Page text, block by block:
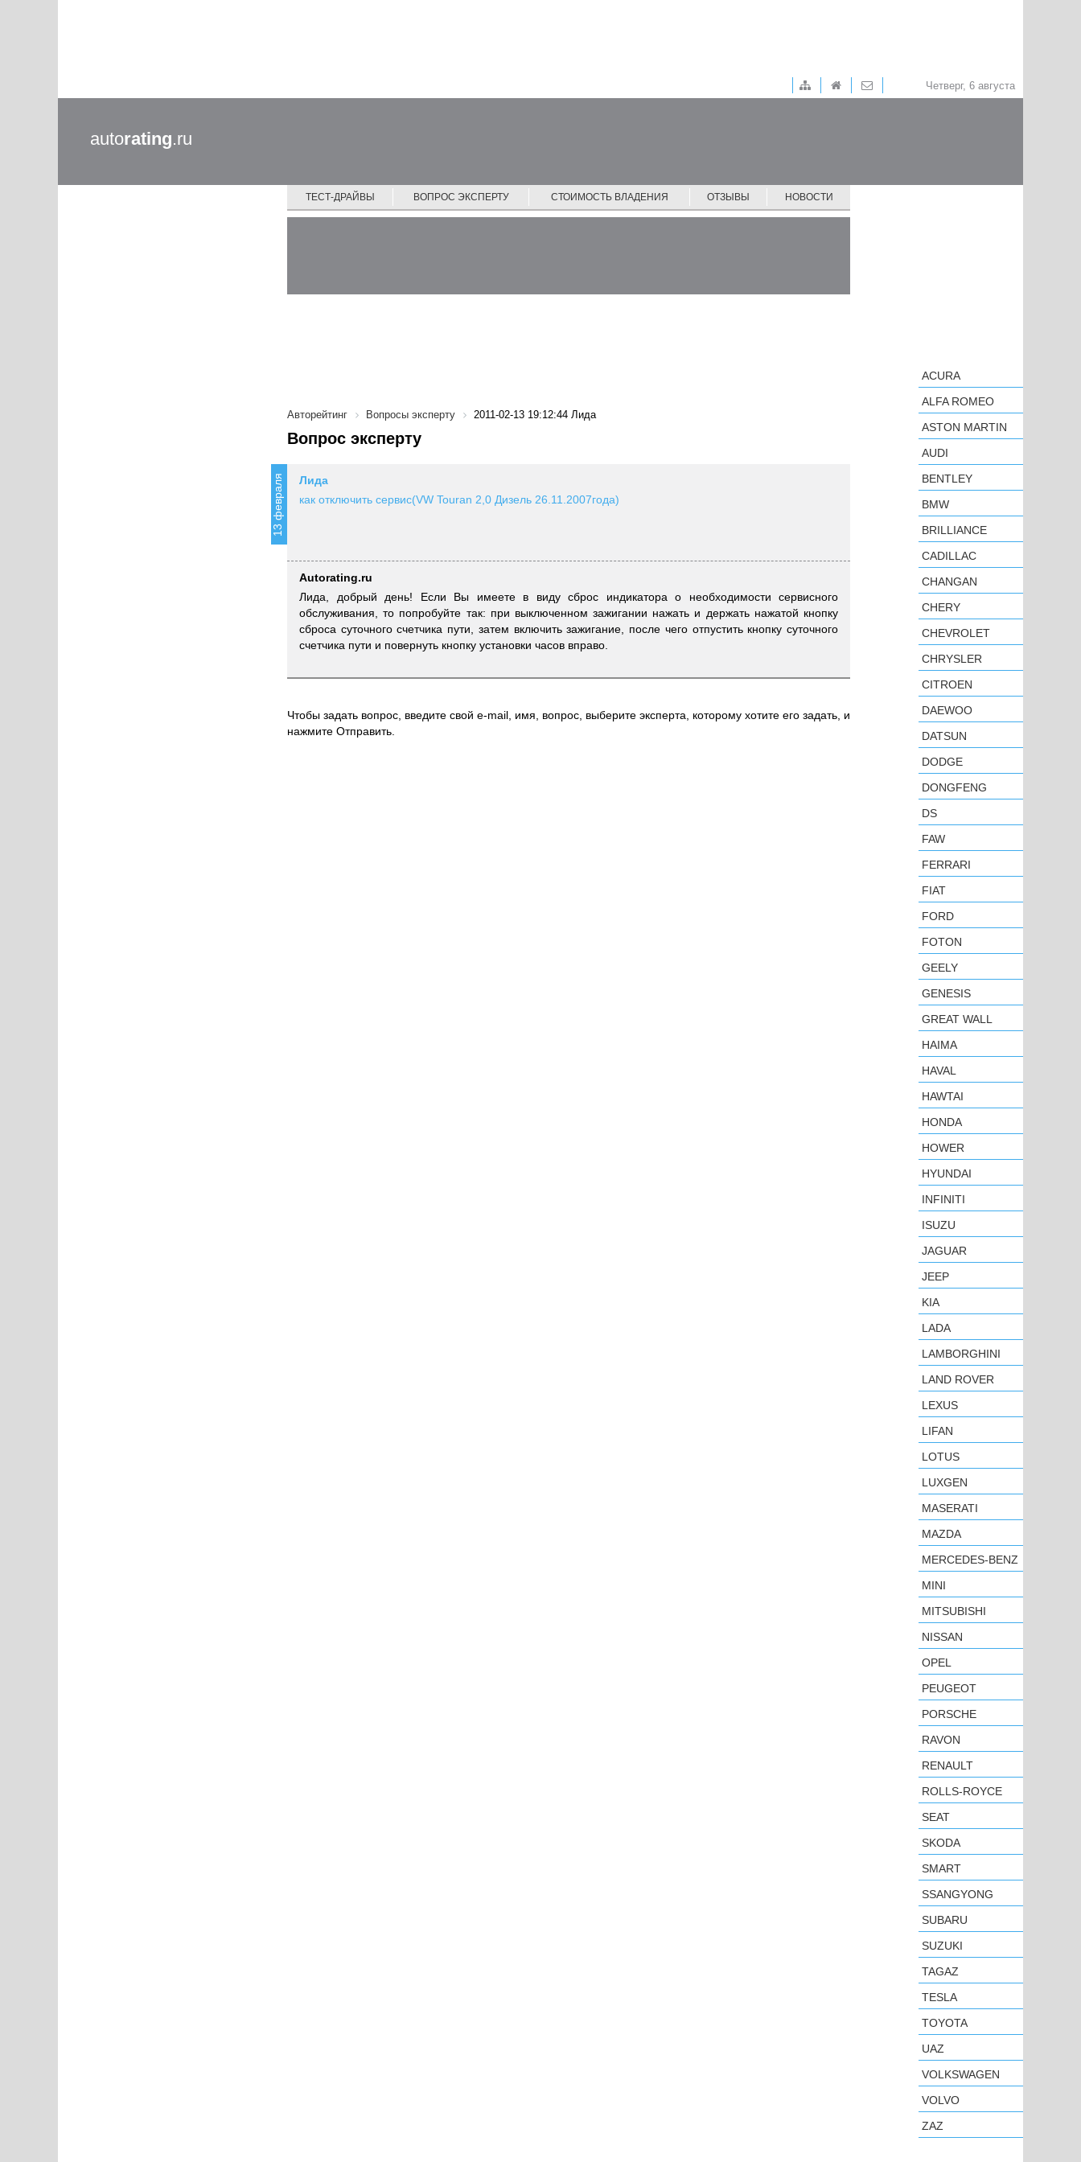
Четверг, 6 августа
autorating.ru
ТЕСТ-ДРАЙВЫ ВОПРОС ЭКСПЕРТУ СТОИМОСТЬ ВЛАДЕНИЯ ОТЗЫВЫ НОВОСТИ
Авторейтинг Вопросы эксперту 2011-02-13 19:12:44 Лида
Вопрос эксперту
13 февраля
Лида
как отключить сервис(VW Touran 2,0 Дизель 26.11.2007года)
Autorating.ru
Лида, добрый день! Если Вы имеете в виду сброс индикатора о необходимости сервисного
обслуживания, то попробуйте так: при выключенном зажигании нажать и держать нажатой кнопку
сброса суточного счетчика пути, затем включить зажигание, после чего отпустить кнопку суточного
счетчика пути и повернуть кнопку установки часов вправо.
Чтобы задать вопрос, введите свой e-mail, имя, вопрос, выберите эксперта, которому хотите его задать, и
нажмите Отправить.
ACURA
ALFA ROMEO
ASTON MARTIN
AUDI
BENTLEY
BMW
BRILLIANCE
CADILLAC
CHANGAN
CHERY
CHEVROLET
CHRYSLER
CITROEN
DAEWOO
DATSUN
DODGE
DONGFENG
DS
FAW
FERRARI
FIAT
FORD
FOTON
GEELY
GENESIS
GREAT WALL
HAIMA
HAVAL
HAWTAI
HONDA
HOWER
HYUNDAI
INFINITI
ISUZU
JAGUAR
JEEP
KIA
LADA
LAMBORGHINI
LAND ROVER
LEXUS
LIFAN
LOTUS
LUXGEN
MASERATI
MAZDA
MERCEDES-BENZ
MINI
MITSUBISHI
NISSAN
OPEL
PEUGEOT
PORSCHE
RAVON
RENAULT
ROLLS-ROYCE
SEAT
SKODA
SMART
SSANGYONG
SUBARU
SUZUKI
TAGAZ
TESLA
TOYOTA
UAZ
VOLKSWAGEN
VOLVO
ZAZ